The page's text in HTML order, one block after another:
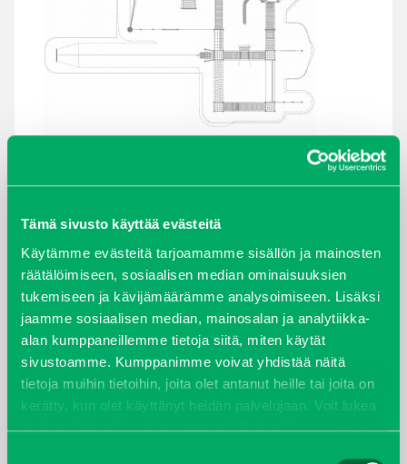
Tämä sivusto käyttää evästeitä
Käytämme evästeitä tarjoamamme sisällön ja mainosten
räätälöimiseen, sosiaalisen median ominaisuuksien
tukemiseen ja kävijämäärämme analysoimiseen. Lisäksi
jaamme sosiaalisen median, mainosalan ja analytiikka-
alan kumppaneillemme tietoja siitä, miten käytät
sivustoamme. Kumppanimme voivat yhdistää näitä
tietoja muihin tietoihin, joita olet antanut heille tai joita on
kerätty, kun olet käyttänyt heidän palvelujaan. Voit lukea
lisää evästeistä sekä muuttaa hyväksyntääsievästeet
ARKISTOT
maaliskuu 2026
elokuu 2024
syyskuu 2023
joulukuu 2022